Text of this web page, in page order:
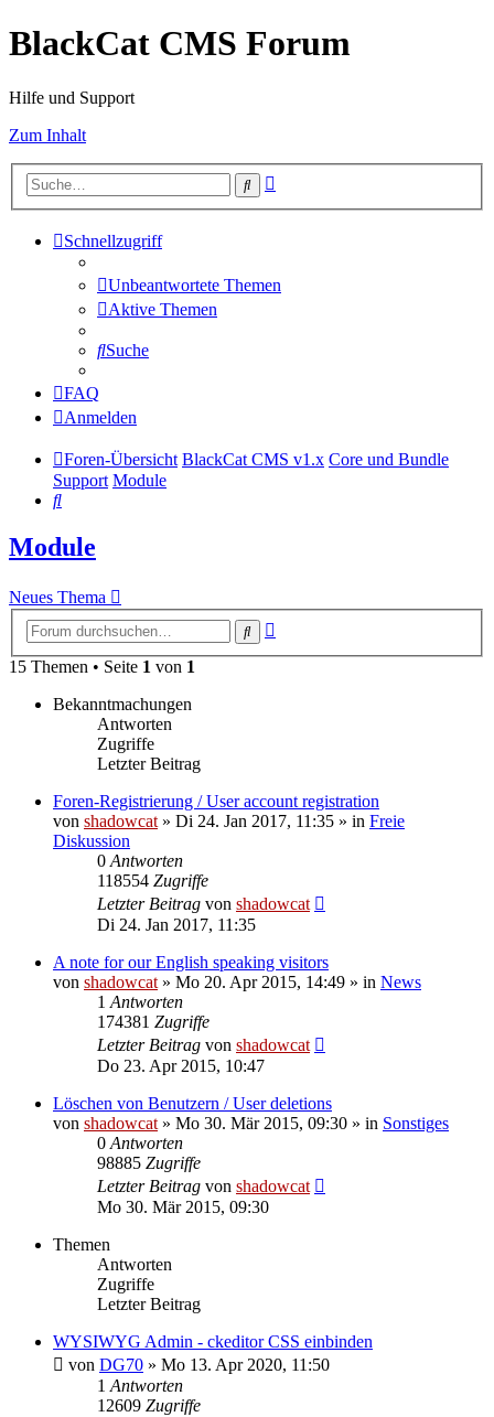
BlackCat CMS Forum
Hilfe und Support
Zum Inhalt
Suche
Schnellzugriff
Unbeantwortete Themen
Aktive Themen
Suche
FAQ
Anmelden
Foren-Übersicht BlackCat CMS v1.x Core und Bundle
Support Module
Suche
Module
Neues Thema
Suche
15 Themen • Seite 1 von 1
Bekanntmachungen
Antworten
Zugriffe
Letzter Beitrag
Foren-Registrierung / User account registration
von shadowcat » Di 24. Jan 2017, 11:35 » in Freie
Diskussion
0 Antworten
118554 Zugriffe
Letzter Beitrag von shadowcat
Di 24. Jan 2017, 11:35
A note for our English speaking visitors
von shadowcat » Mo 20. Apr 2015, 14:49 » in News
1 Antworten
174381 Zugriffe
Letzter Beitrag von shadowcat
Do 23. Apr 2015, 10:47
Löschen von Benutzern / User deletions
von shadowcat » Mo 30. Mär 2015, 09:30 » in Sonstiges
0 Antworten
98885 Zugriffe
Letzter Beitrag von shadowcat
Mo 30. Mär 2015, 09:30
Themen
Antworten
Zugriffe
Letzter Beitrag
WYSIWYG Admin - ckeditor CSS einbinden
von DG70 » Mo 13. Apr 2020, 11:50
1 Antworten
12609 Zugriffe